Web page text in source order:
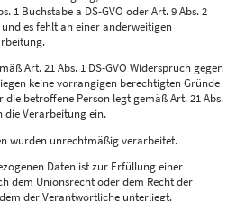
1 Buchstabe a DS-GVO oder Art. 9 Abs. 2
es fehlt an einer anderweitigen
Art. 21 Abs. 1 DS-GVO Widerspruch gegen
keine vorrangigen berechtigten Gründe
betroffene Person legt gemäß Art. 21 Abs.
die Verarbeitung ein.
wurden unrechtmäßig verarbeitet.
Daten ist zur Erfüllung einer
dem Unionsrecht oder dem Recht der
der Verantwortliche unterliegt.